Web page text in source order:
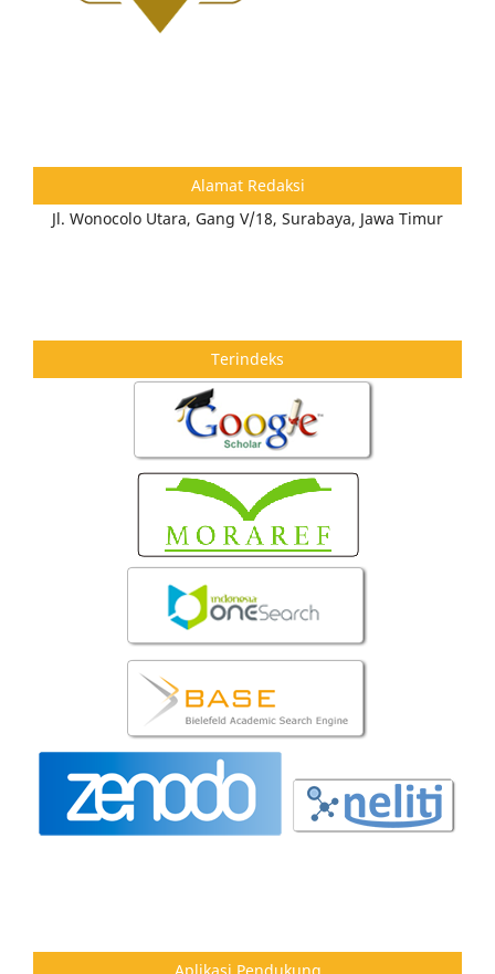
Alamat Redaksi
Jl. Wonocolo Utara, Gang V/18, Surabaya, Jawa Timur
Terindeks